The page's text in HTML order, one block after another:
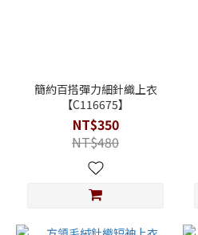
簡約百搭彈力細針織上衣
【C116675】
NT$350
NT$480